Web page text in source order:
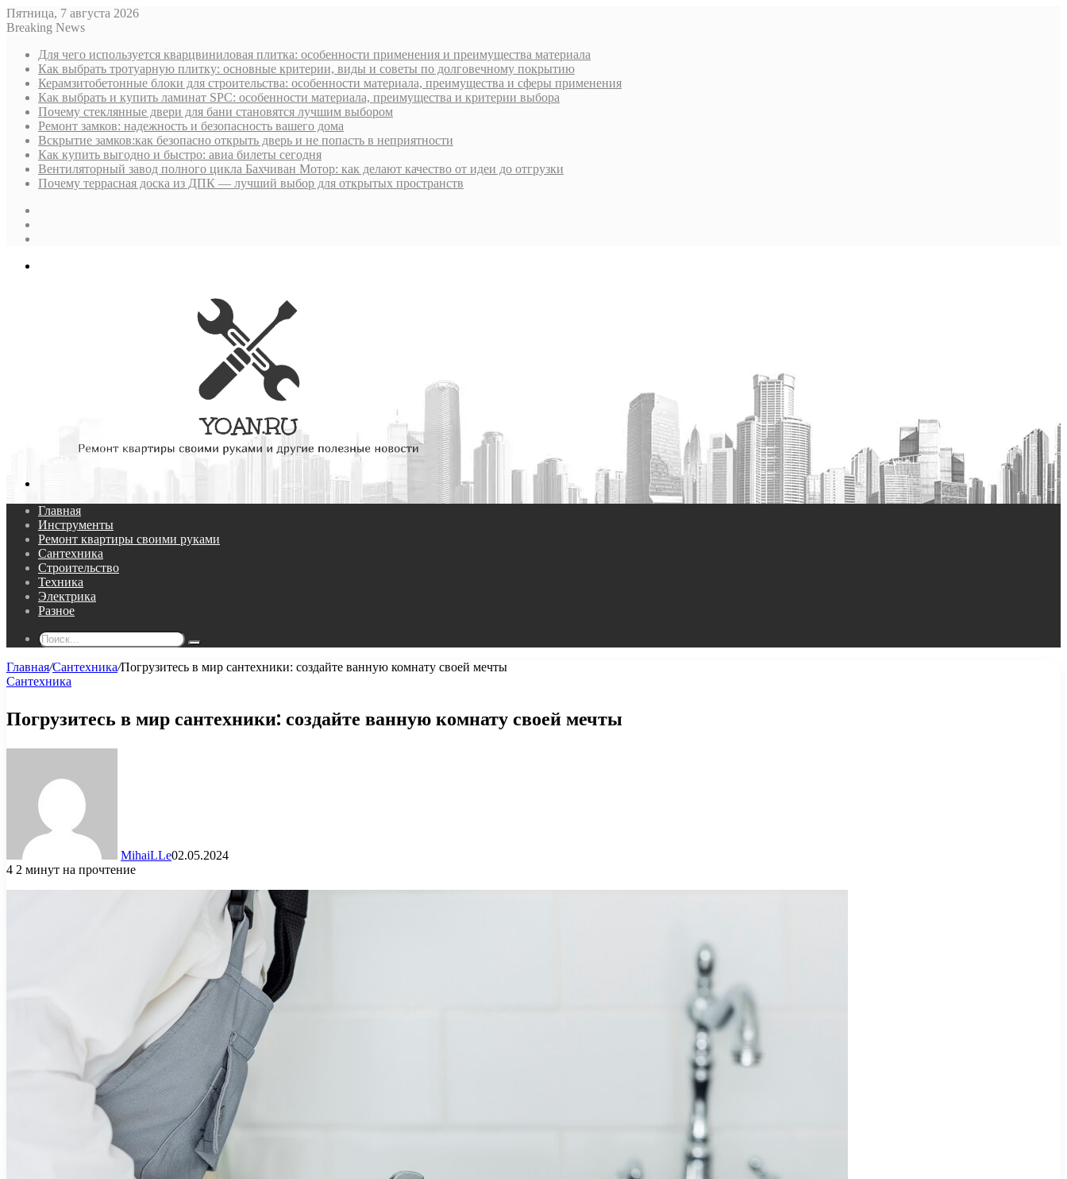
Пятница, 7 августа 2026
Breaking News
Для чего используется кварцвиниловая плитка: особенности применения и преимущества материала
Как выбрать тротуарную плитку: основные критерии, виды и советы по долговечному покрытию
Керамзитобетонные блоки для строительства: особенности материала, преимущества и сферы применения
Как выбрать и купить ламинат SPC: особенности материала, преимущества и критерии выбора
Почему стеклянные двери для бани становятся лучшим выбором
Ремонт замков: надежность и безопасность вашего дома
Вскрытие замков:как безопасно открыть дверь и не попасть в неприятности
Как купить выгодно и быстро: авиа билеты сегодня
Вентиляторный завод полного цикла Бахчиван Мотор: как делают качество от идеи до отгрузки
Почему террасная доска из ДПК — лучший выбор для открытых пространств
Главная
Инструменты
Ремонт квартиры своими руками
Сантехника
Строительство
Техника
Электрика
Разное
Поиск...
Главная/Сантехника/Погрузитесь в мир сантехники: создайте ванную комнату своей мечты
Сантехника
Погрузитесь в мир сантехники: создайте ванную комнату своей мечты
MihaiLLe02.05.2024
4 2 минут на прочтение